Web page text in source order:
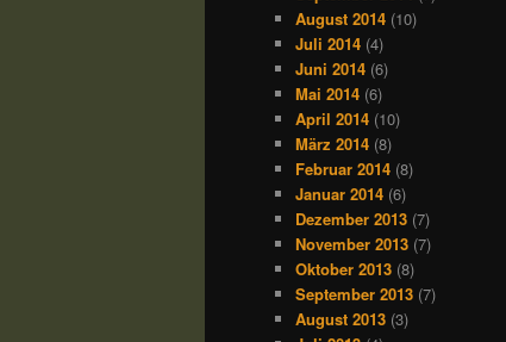
August 2014 (10)
Juli 2014 (4)
Juni 2014 (6)
Mai 2014 (6)
April 2014 (10)
März 2014 (8)
Februar 2014 (8)
Januar 2014 (6)
Dezember 2013 (7)
November 2013 (7)
Oktober 2013 (8)
September 2013 (7)
August 2013 (3)